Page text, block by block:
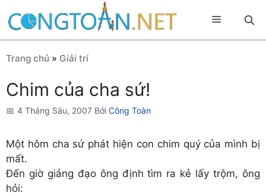
đến
Menu
Trang chủ » Giải trí
Chim của cha sứ!
4 Tháng Sáu, 2007 Bởi Công Toàn
Một hôm cha sứ phát hiện con chim quý của mình bị
mất.
Đến giờ giảng đạo ông định tìm ra kẻ lấy trộm, ông
hỏi: